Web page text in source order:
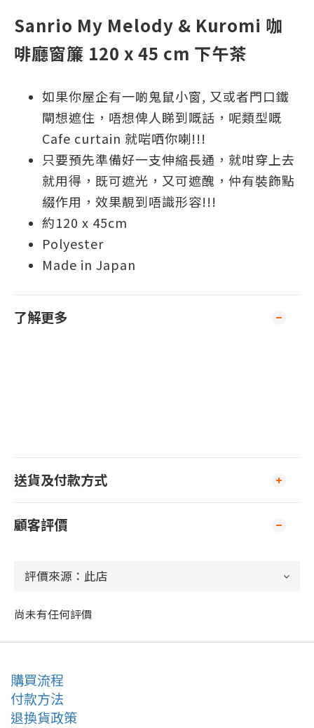
Sanrio My Melody & Kuromi 咖
啡廳窗簾 120 x 45 cm 下午茶
如果你屋企有一啲鬼鼠小窗, 又或者門口鐵
閘想遮住，唔想俾人睇到嘅話，呢類型嘅
Cafe curtain 就啱哂你喇!!!
只要預先準備好一支伸縮長通，就咁穿上去
就用得，既可遮光，又可遮醜，仲有裝飾點
綴作用，效果靚到唔識形容!!!
約120 x 45cm
Polyester
Made in Japan
了解更多
送貨及付款方式
顧客評價
尚未有任何評價
購買流程
付款方法
退換貨政策